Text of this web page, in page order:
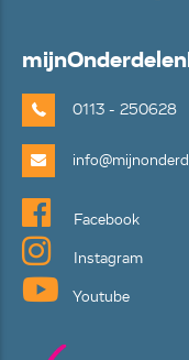
mijn
0113 - 250628
Facebook
Instagram
Youtube